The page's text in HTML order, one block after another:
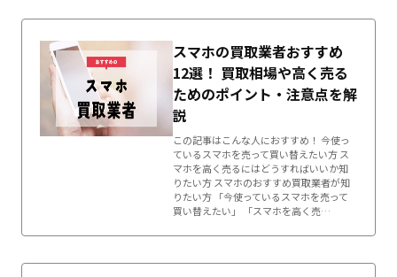
スマホの買取業者おすすめ
12選！ 買取相場や高く売る
ためのポイント・注意点を解
説
この記事はこんな人におすすめ！ 今使っ
ているスマホを売って買い替えたい方 ス
マホを高く売るにはどうすればいいか知
りたい方 スマホのおすすめ買取業者が知
りたい方 「今使っているスマホを売って
買い替えたい」 「スマホを高く売…